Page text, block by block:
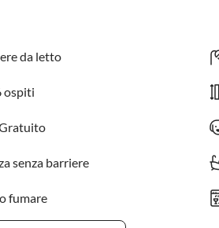
da letto
ospiti
senza barriere
fumare